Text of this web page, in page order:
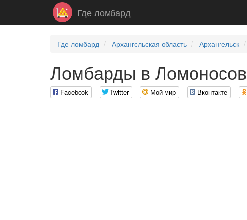
Где ломбард
Где ломбард Архангельская область Архангельск
Ломбарды в
Facebook Twitter Мой мир Вконтакте